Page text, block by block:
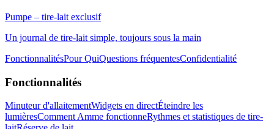
Pumpe – tire-lait exclusif
Un journal de tire-lait simple, toujours sous la main
FonctionnalitésPour QuiQuestions fréquentesConfidentialité
Fonctionnalités
Minuteur d'allaitementWidgets en directÉteindre les
lumièresComment Amme fonctionneRythmes et statistiques de tire-